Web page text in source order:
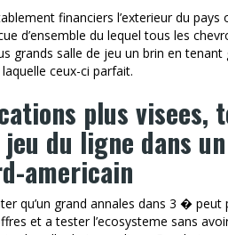
financiers l’exterieur du pays
d’ensemble du lequel tous les
grands salle de jeu un brin en tenant
ceux-ci parfait.
plus visees,
du ligne dans
americain
qu’un grand annales dans 3 � peut
et a tester l’ecosysteme sans